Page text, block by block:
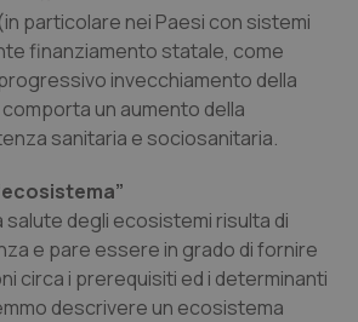
particolare nei Paesi con sistemi
finanziamento statale, come
progressivo invecchiamento della
un aumento della
sanitaria e sociosanitaria.
salute degli ecosistemi risulta di
e pare essere in grado di fornire
circa i prerequisiti ed i determinanti
descrivere un ecosistema